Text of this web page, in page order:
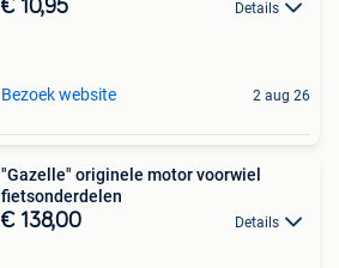
€ 10,95 Details
Bezoek website 2 aug 26
"Gazelle" originele motor voorwiel
fietsonderdelen
€ 138,00 Details